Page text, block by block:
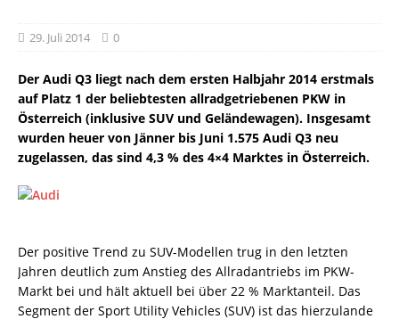
29. Juli 2014 0
Der Audi Q3 liegt nach dem ersten Halbjahr 2014 erstmals
auf Platz 1 der beliebtesten allradgetriebenen PKW in
Österreich (inklusive SUV und Geländewagen). Insgesamt
wurden heuer von Jänner bis Juni 1.575 Audi Q3 neu
zugelassen, das sind 4,3 % des 4×4 Marktes in Österreich.
Der positive Trend zu SUV-Modellen trug in den letzten
Jahren deutlich zum Anstieg des Allradantriebs im PKW-
Markt bei und hält aktuell bei über 22 % Marktanteil. Das
Segment der Sport Utility Vehicles (SUV) ist das hierzulande